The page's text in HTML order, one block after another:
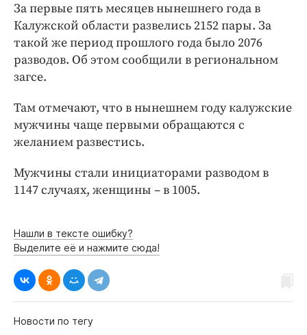
Спорт
Экономика и бизнес
ПРОЕКТЫ
Издания
Медиаперсона
Клиника года
Бренд года
За первые пять месяцев нынешнего года в
Калужской области развелись 2152 пары. За
такой же период прошлого года было 2076
разводов. Об этом сообщили в региональном
загсе.
Там отмечают, что в нынешнем году калужские
мужчины чаще первыми обращаются с
желанием развестись.
Мужчины стали инициаторами разводом в
1147 случаях, женщины – в 1005.
Нашли в тексте ошибку?
Выделите её и нажмите сюда!
Новости по тегу